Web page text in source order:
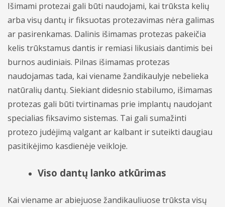
Išimami protezai gali būti naudojami, kai trūksta kelių
arba visų dantų ir fiksuotas protezavimas nėra galimas
ar pasirenkamas. Dalinis išimamas protezas pakeičia
kelis trūkstamus dantis ir remiasi likusiais dantimis bei
burnos audiniais. Pilnas išimamas protezas
naudojamas tada, kai viename žandikaulyje nebelieka
natūralių dantų. Siekiant didesnio stabilumo, išimamas
protezas gali būti tvirtinamas prie implantų naudojant
specialias fiksavimo sistemas. Tai gali sumažinti
protezo judėjimą valgant ar kalbant ir suteikti daugiau
pasitikėjimo kasdienėje veikloje.
Viso dantų lanko atkūrimas
Kai viename ar abiejuose žandikauliuose trūksta visų